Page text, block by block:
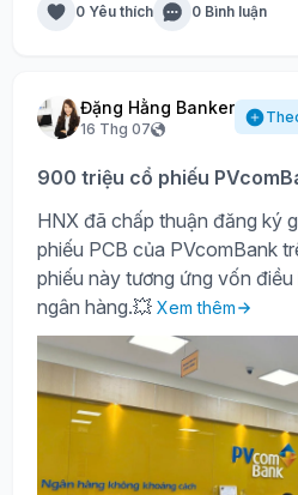
0 Yêu thích 0 Bình luận
Đặng Hằng Banker
16 Thg 07
900 triệu cổ phiếu
HNX đã chấp thuận đăng ký
phiếu PCB của PVcomBank
phiếu này tương ứng vốn
ngân hàng.💥 Xem thêm